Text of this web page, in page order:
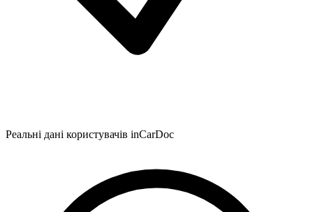
Реальні дані користувачів inCarDoc